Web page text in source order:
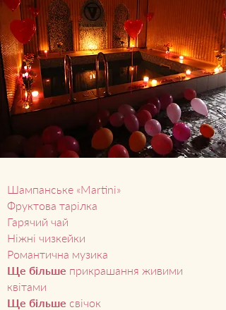
Шампанське «Martini»
Фруктова тарілка
Гарячий чай
Ніжні чизкейки
Романтична музика
Ще більше прикрашання живими
квітами
Ще більше свічок